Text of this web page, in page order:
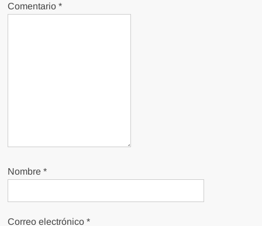
Comentario*
Nombre*
Correo electrónico*